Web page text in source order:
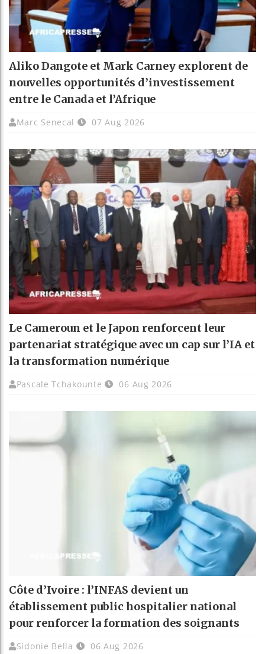
Aliko Dangote et Mark Carney explorent de
nouvelles opportunités d’investissement
entre le Canada et l’Afrique
Marc Senecal 07 Aug 2026
Le Cameroun et le Japon renforcent leur
partenariat stratégique avec un cap sur l’IA et
la transformation numérique
Pascale Tchakounte 06 Aug 2026
Côte d’Ivoire : l’INFAS devient un
établissement public hospitalier national
pour renforcer la formation des soignants
Sidonie Bella 06 Aug 2026